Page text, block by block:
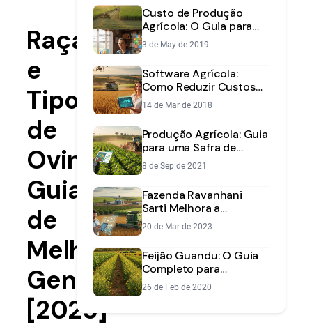
2025
leitura
Raça
e
Tipo
de
Ovinos:
Guia
de
Melhoramento
Genético
[2025]
Custo de Produção
Agrícola: O Guia para
Calcular e Otimizar
Seus Gastos
3 de May de 2019
Software Agrícola:
Como Reduzir Custos
de Produção e
Aumentar o Lucro
14 de Mar de 2018
Produção Agrícola: Guia
para uma Safra de
Sucesso | Aegro
8 de Sep de 2021
Fazenda Ravanhani
Sarti Melhora a
Produção com o
Sistema Aegro
20 de Mar de 2023
Feijão Guandu: O Guia
Completo para
Produção, Consórcio e
Benefícios
26 de Feb de 2020